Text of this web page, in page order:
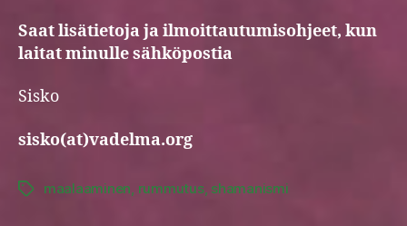
Saat lisätietoja ja ilmoittautumisohjeet, kun
laitat minulle sähköpostia
Sisko
sisko(at)vadelma.org
Tagsmaalaaminen rummutus, shamanismi